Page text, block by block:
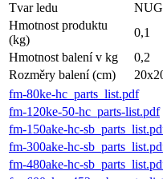
Tvar ledu
Hmotnost produktu
(kg)
0,1
Hmotnost balení v kg
0,2
Rozměry balení (cm)
fm-80ke-hc_parts_list.pdf
fm-120ke-50-hc_parts-list.pdf
fm-150ake-hc-
fm-300ake-hc-
fm-480ake-hc-